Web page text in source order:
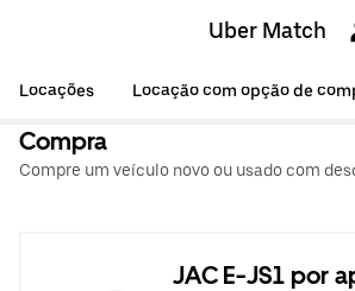
Uber Match
Locações Locação com opção de
Compra
Compre um veículo novo ou usado com
JAC E-JS1 por